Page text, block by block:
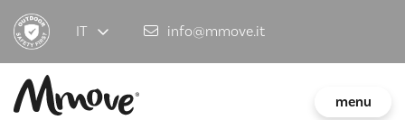
IT info@mmove.it
menu